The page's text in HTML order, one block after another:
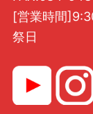
[営業時間
祭日